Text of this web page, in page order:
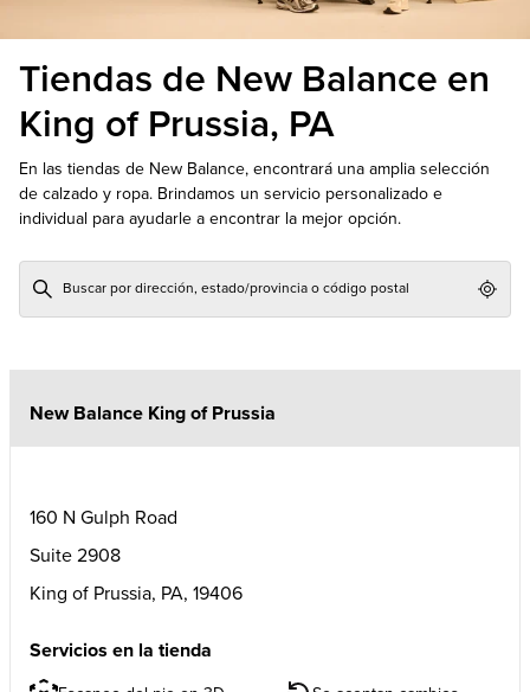
Tiendas de New Balance en
King of Prussia, PA
En las tiendas de New Balance, encontrará una amplia selección
de calzado y ropa. Brindamos un servicio personalizado e
individual para ayudarle a encontrar la mejor opción.
New Balance King of Prussia
160 N Gulph Road
Suite 2908
King of Prussia, PA, 19406
Servicios en la tienda